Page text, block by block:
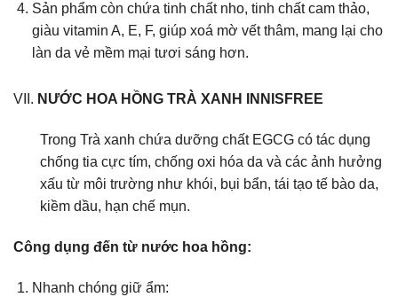
Sản phẩm còn chứa tinh chất nho, tinh chất cam thảo,
giàu vitamin A, E, F, giúp xoá mờ vết thâm, mang lại cho
làn da vẻ mềm mại tươi sáng hơn.
VII. NƯỚC HOA HỒNG TRÀ XANH INNISFREE
Trong Trà xanh chứa dưỡng chất EGCG có tác dụng
chống tia cực tím, chống oxi hóa da và các ảnh hưởng
xấu từ môi trường như khói, bụi bẩn, tái tạo tế bào da,
kiềm dầu, hạn chế mụn.
Công dụng đến từ nước hoa hồng:
Nhanh chóng giữ ẩm: